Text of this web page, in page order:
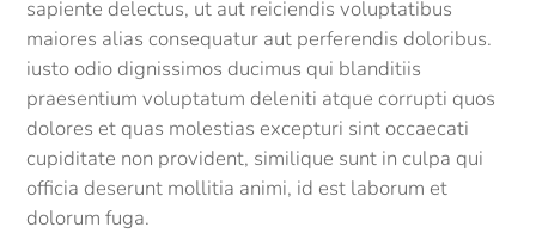
sapiente delectus, ut aut reiciendis voluptatibus
maiores alias consequatur aut perferendis doloribus.
iusto odio dignissimos ducimus qui blanditiis
praesentium voluptatum deleniti atque corrupti quos
dolores et quas molestias excepturi sint occaecati
cupiditate non provident, similique sunt in culpa qui
officia deserunt mollitia animi, id est laborum et
dolorum fuga.